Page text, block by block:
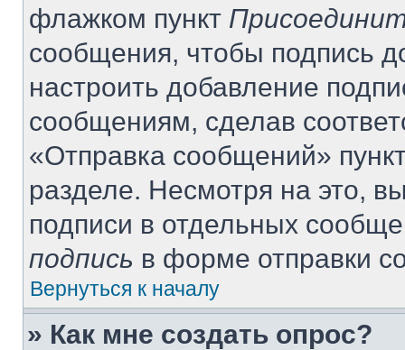
флажком пункт
сообщения, чтобы подпись
настроить добавление
сообщениям, сделав
«Отправка сообщений»
разделе. Несмотря на это,
подписи в отдельных
подпись в форме отправки
Вернуться к началу
» Как мне создать опрос?